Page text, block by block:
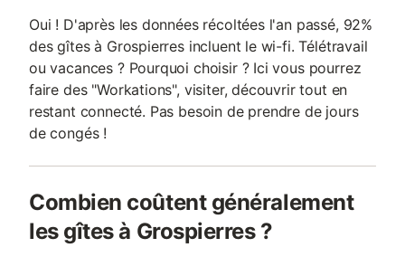
Oui ! D'après les données récoltées l'an passé, 92%
des gîtes à Grospierres incluent le wi-fi. Télétravail
ou vacances ? Pourquoi choisir ? Ici vous pourrez
faire des "Workations", visiter, découvrir tout en
restant connecté. Pas besoin de prendre de jours
de congés !
Combien coûtent généralement
les gîtes à Grospierres ?